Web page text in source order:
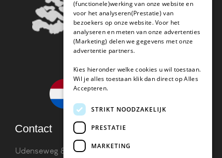
Contact
Udenseweg 8B 5405 PA Udeninfo(@)koffie-
(functionele)werking van onze website en
voor het analyseren(Prestatie) van
bezoekers op onze website. Voor het
analyseren en meten van onze advertenties
(Marketing) delen we gegevens met onze
advertentie partners.
Kies hieronder welke cookies u wil toestaan.
Wil je alles toestaan klik dan direct op Alles
Accepteren.
STRIKT NOODZAKELIJK
PRESTATIE
MARKETING